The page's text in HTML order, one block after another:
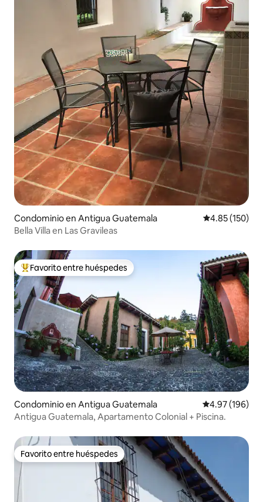
Condominio en Antigua Guatemala Calificación
4.85 (150)
Bella Villa en Las Gravileas
De los mejores en Favorito entre huéspedes
Favorito entre huéspedes
Condominio en Antigua Guatemala Calificación
4.97 (196)
Antigua Guatemala, Apartamento Colonial + Piscina.
Favorito entre huéspedes
Favorito entre huéspedes